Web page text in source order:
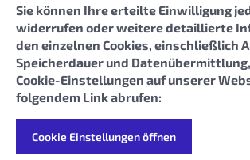
Sie können Ihre erteilte Einwilligung
widerrufen oder weitere detaillierte
den einzelnen Cookies, einschließlich
Speicherdauer und
Cookie-Einstellungen auf unserer
folgendem Link abrufen:
Cookie Einstellungen öffnen